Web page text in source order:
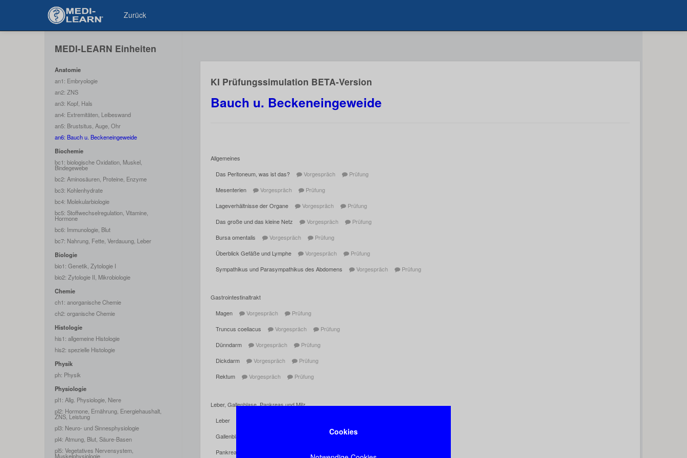
Cookies
Zurück
MEDI-LEARN Einheiten
Anatomie
an1: Embryologie
an2: ZNS
an3: Kopf, Hals
an4: Extremitäten, Leibeswand
an5: Brustsitus, Auge, Ohr
an6: Bauch u. Beckeneingeweide
Biochemie
bc1: biologische Oxidation, Muskel,
Bindegewebe
bc2: Aminosäuren, Proteine, Enzyme
bc3: Kohlenhydrate
bc4: Molekularbiologie
bc5: Stoffwechselregulation, Vitamine,
Hormone
bc6: Immunologie, Blut
bc7: Nahrung, Fette, Verdauung, Leber
Biologie
bio1: Genetik, Zytologie I
bio2: Zytologie II, Mikrobiologie
Chemie
ch1: anorganische Chemie
ch2: organische Chemie
Histologie
his1: allgemeine Histologie
his2: spezielle Histologie
Physik
ph: Physik
Physiologie
pl1: Allg. Physiologie, Niere
pl2: Hormone, Ernährung, Energiehaushalt,
ZNS, Leistung
pl3: Neuro- und Sinnesphysiologie
pl4: Atmung, Blut, Säure-Basen
pl5: Vegetatives Nervensystem,
Muskelphysiologie
KI Prüfungssimulation BETA-Version
Bauch u. Beckeneingeweide
Allgemeines
Das Peritoneum, was ist das?
Vorgespräch
Prüfung
Mesenterien
Vorgespräch
Prüfung
Lageverhältnisse der Organe
Vorgespräch
Prüfung
Das große und das kleine Netz
Vorgespräch
Prüfung
Bursa omentalis
Vorgespräch
Prüfung
Überblick Gefäße und Lymphe
Vorgespräch
Prüfung
Sympathikus und Parasympathikus des Abdomens
Vorgespräch Prüfung
Gastrointestinaltrakt
Magen
Vorgespräch
Prüfung
Truncus coeliacus
Vorgespräch
Prüfung
Dünndarm
Vorgespräch
Prüfung
Dickdarm
Vorgespräch
Prüfung
Rektum
Vorgespräch Prüfung
Leber, Gallenblase, Pankreas und Milz
Leber
Gallenblase
Pankreas